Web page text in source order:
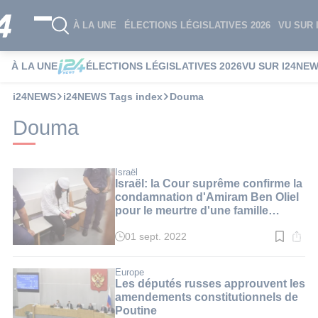
À LA UNE ÉLECTIONS LÉGISLATIVES 2026 VU SUR
À LA UNE ÉLECTIONS LÉGISLATIVES 2026VU SUR
i24NEWS i24NEWS Tags index Douma
Douma
Israël
Israël: la Cour suprême confirme la
condamnation d'Amiram Ben Oliel
pour le meurtre d'une famille
Temps
:
3
min.
01 sept. 2022
Europe
Les députés russes approuvent les
amendements constitutionnels de
Poutine